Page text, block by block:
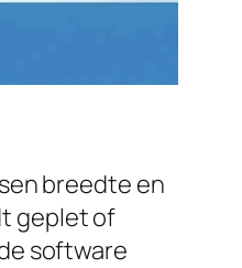
breedte en
geplet of
software